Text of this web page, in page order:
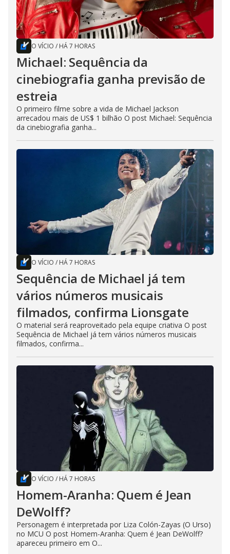
O VÍCIO / HÁ 7 HORAS
Michael: Sequência da
cinebiografia ganha previsão de
estreia
O primeiro filme sobre a vida de Michael Jackson
arrecadou mais de US$ 1 bilhão O post Michael: Sequência
da cinebiografia ganha...
O VÍCIO / HÁ 7 HORAS
Sequência de Michael já tem
vários números musicais
filmados, confirma Lionsgate
O material será reaproveitado pela equipe criativa O post
Sequência de Michael já tem vários números musicais
filmados, confirma...
O VÍCIO / HÁ 7 HORAS
Homem-Aranha: Quem é Jean
DeWolff?
Personagem é interpretada por Liza Colón-Zayas (O Urso)
no MCU O post Homem-Aranha: Quem é Jean DeWolff?
apareceu primeiro em O...